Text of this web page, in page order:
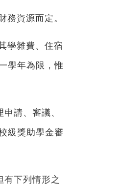
務資源而定。
學雜費、住宿
學年為限，惟
請、審議、
級獎助學金審
下列情形之